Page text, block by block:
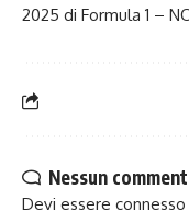
2025 di Formula 1 –
Nessun
Devi essere connesso